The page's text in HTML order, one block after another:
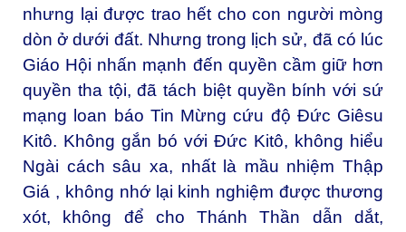
nhưng lại được trao hết cho con người mòng
dòn ở dưới đất. Nhưng trong lịch sử, đã có lúc
Giáo Hội nhấn mạnh đến quyền cầm giữ hơn
quyền tha tội, đã tách biệt quyền bính với sứ
mạng loan báo Tin Mừng cứu độ Đức Giêsu
Kitô. Không gắn bó với Đức Kitô, không hiểu
Ngài cách sâu xa, nhất là mầu nhiệm Thập
Giá , không nhớ lại kinh nghiệm được thương
xót, không để cho Thánh Thần dẫn dắt,